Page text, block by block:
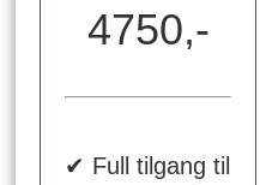
4750,-
✔ Full tilgang til